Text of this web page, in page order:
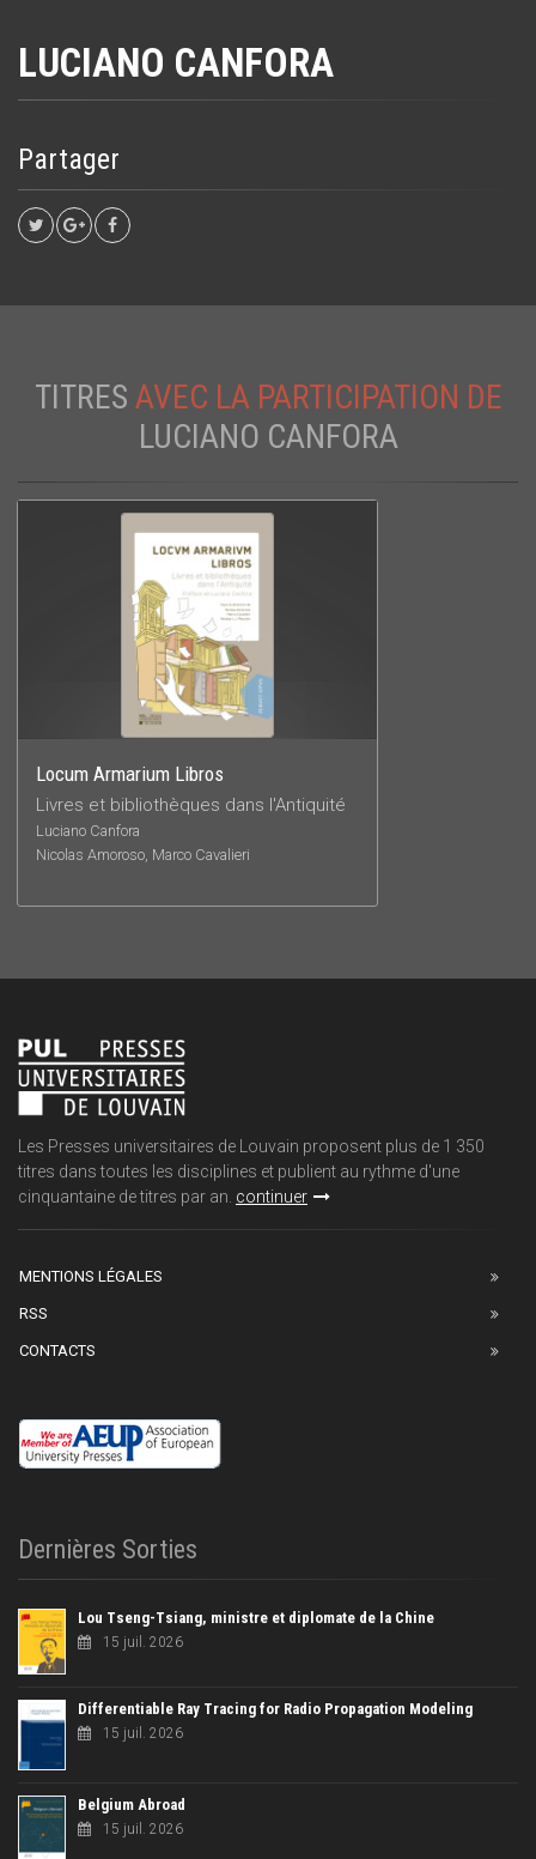
LUCIANO CANFORA
Partager
TITRES AVEC LA PARTICIPATION DE
LUCIANO CANFORA
Locum Armarium Libros
Livres et bibliothèques dans l'Antiquité
Luciano Canfora
Nicolas Amoroso, Marco Cavalieri
Les Presses universitaires de Louvain proposent plus de 1 350
titres dans toutes les disciplines et publient au rythme d'une
cinquantaine de titres par an. continuer
MENTIONS LÉGALES
RSS
CONTACTS
Dernières Sorties
Lou Tseng-Tsiang, ministre et diplomate de la Chine
15 juil. 2026
Differentiable Ray Tracing for Radio Propagation Modeling
15 juil. 2026
Belgium Abroad
15 juil. 2026